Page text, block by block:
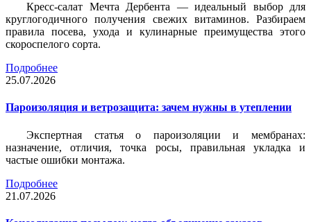
Кресс-салат Мечта Дербента — идеальный выбор для
круглогодичного получения свежих витаминов. Разбираем
правила посева, ухода и кулинарные преимущества этого
скороспелого сорта.
Подробнее
25.07.2026
Пароизоляция и ветрозащита: зачем нужны в утеплении
Экспертная статья о пароизоляции и мембранах:
назначение, отличия, точка росы, правильная укладка и
частые ошибки монтажа.
Подробнее
21.07.2026